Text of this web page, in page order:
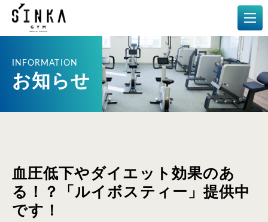
メディカルフィッ
お知らせ
血圧低下やダイエット効果のあ
る！？「ルイボスティー」提供中
です！